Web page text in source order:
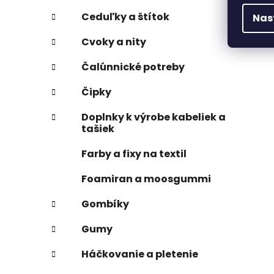
Ceduľky a štítok
Cvoky a nity
Čalúnnické potreby
Čipky
Doplnky k výrobe kabeliek a
tašiek
Farby a fixy na textil
Foamiran a moosgummi
Gombíky
Gumy
Háčkovanie a pletenie